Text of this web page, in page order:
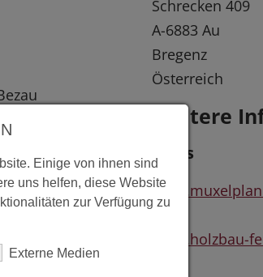
Schrecken 409
A-6883 Au
Bregenz
Österreich
Weitere
Links
www.holzbau-
Einige von ihnen sind
uns helfen, diese Website
zur Verfügung zu
Externe Medien